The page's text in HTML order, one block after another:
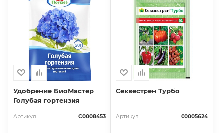
Удобрение БиоМастер
Голубая гортензия
Артикул С0008453
Секвестрен Турбо
Артикул 00005624